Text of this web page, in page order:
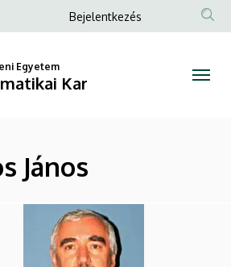
Anonim
menüje
Bejelentkezés
Egyetem
Kar
János